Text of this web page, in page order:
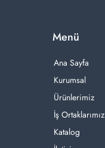
Menü
Ana Sayfa
Kurumsal
Ürünlerimiz
İş Ortaklarımız
Katalog